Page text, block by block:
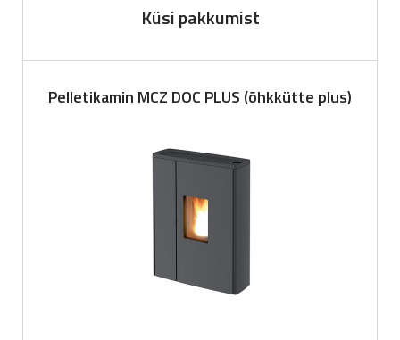
Küsi pakkumist
Pelletikamin MCZ DOC PLUS (õhkkütte plus)